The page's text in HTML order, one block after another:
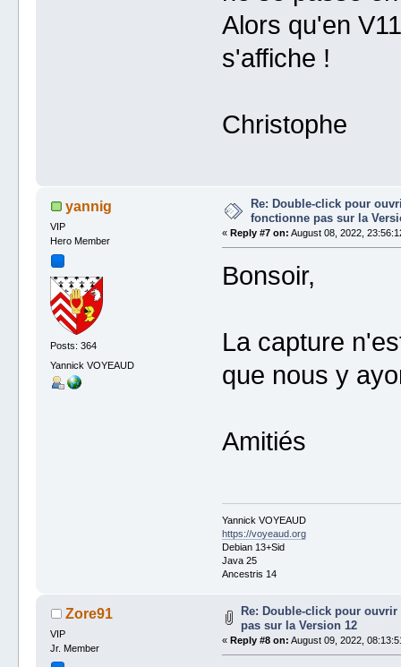
Alors qu'en
s'affiche !
Christophe
yannig
VIP
Hero Member
Posts: 364
Yannick VOYEAUD
Re: Double-click pour
fonctionne pas sur la
« Reply #7 on: August 08, 2022,
Bonsoir,
La capture
que nous y
Amitiés
Yannick VOYEAUD
https://voyeaud.org
Debian 13+Sid
Java 25
Ancestris 14
Zore91
VIP
Jr. Member
Re: Double-click pour
pas sur la Version 12
« Reply #8 on: August 09, 2022,